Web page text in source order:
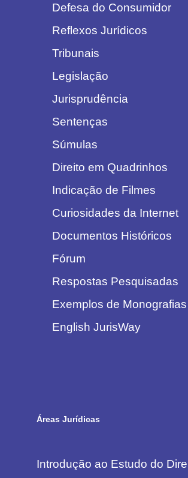
Defesa do Consumidor
Reflexos Jurídicos
Tribunais
Legislação
Jurisprudência
Sentenças
Súmulas
Direito em Quadrinhos
Indicação de Filmes
Curiosidades da Internet
Documentos Históricos
Fórum
Respostas Pesquisadas
Exemplos de Monografias
English JurisWay
Áreas Jurídicas
Introdução ao Estudo do